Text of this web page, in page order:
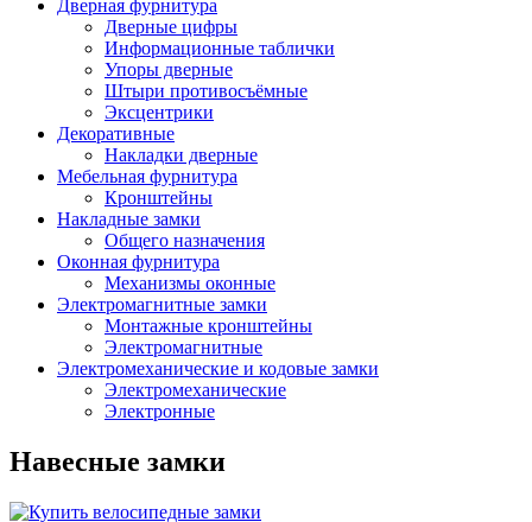
Дверная фурнитура
Дверные цифры
Информационные таблички
Упоры дверные
Штыри противосъёмные
Эксцентрики
Декоративные
Накладки дверные
Мебельная фурнитура
Кронштейны
Накладные замки
Общего назначения
Оконная фурнитура
Механизмы оконные
Электромагнитные замки
Монтажные кронштейны
Электромагнитные
Электромеханические и кодовые замки
Электромеханические
Электронные
Навесные замки